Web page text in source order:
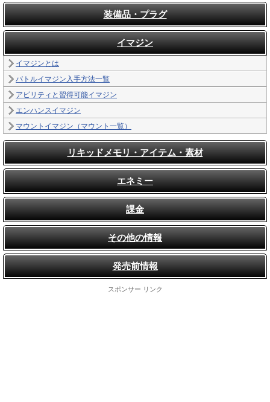
装備品・プラグ
イマジン
イマジンとは
バトルイマジン入手方法一覧
アビリティと習得可能イマジン
エンハンスイマジン
マウントイマジン（マウント一覧）
リキッドメモリ・アイテム・素材
エネミー
課金
その他の情報
発売前情報
スポンサー リンク